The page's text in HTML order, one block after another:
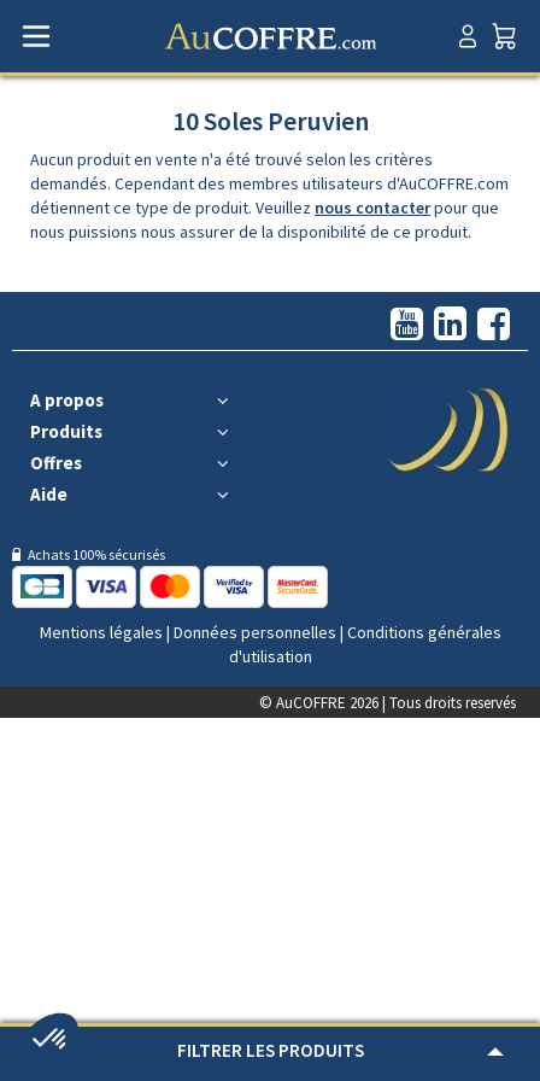
FILTRER LES PRODUITS
10 Soles Peruvien
Aucun produit en vente n'a été trouvé selon les critères
demandés. Cependant des membres utilisateurs d'AuCOFFRE.com
détiennent ce type de produit. Veuillez nous contacterpour que
nous puissions nous assurer de la disponibilité de ce produit.
A propos
Produits
Offres
Aide
Achats 100% sécurisés
Mentions légales | Données personnelles | Conditions générales
d'utilisation
© AuCOFFRE 2026 | Tous droits reservés